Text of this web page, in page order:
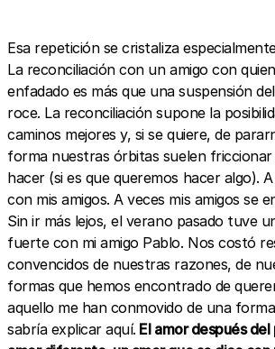
Esa repetición se cristaliza
La reconciliación con un amigo con
enfadado es más que una suspensión
roce. La reconciliación supone la
caminos mejores y, si se quiere, de
forma nuestras órbitas suelen
hacer (si es que queremos hacer algo).
con mis amigos. A veces mis amigos se
Sin ir más lejos, el verano pasado tuve
fuerte con mi amigo Pablo. Nos costó
convencidos de nuestras razones, de
formas que hemos encontrado de
aquello me han conmovido de una
sabría explicar aquí. El amor después